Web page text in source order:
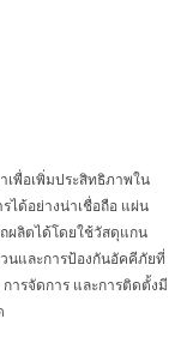
เพื่อเพิ่มประสิทธิภาพใน
ได้อย่างน่าเชื่อถือ แผ่น
ผลิตได้โดยใช้วัสดุแกน
นและการป้องกันอัคคีภัยที่
ารจัดการ และการติดตั้งมี